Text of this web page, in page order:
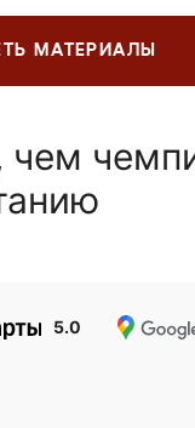
МАТЕРИАЛЫ
5.0